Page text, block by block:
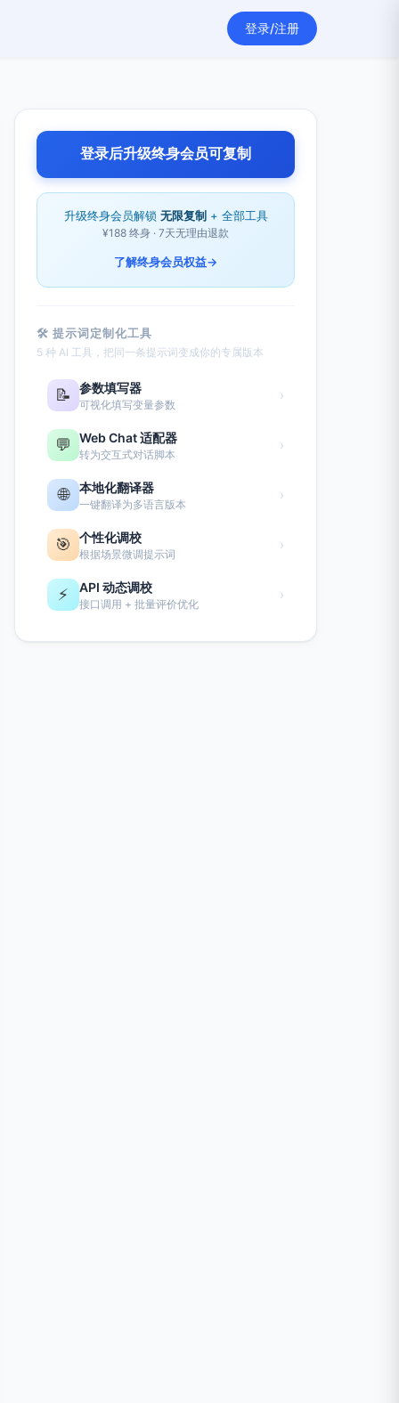
登录/注册
登录后升级终身会员可复制
升级终身会员解锁 无限复制 + 全部工具
¥188 终身 · 7天无理由退款
了解终身会员权益→
🛠 提示词定制化工具
5 种 AI 工具，把同一条提示词变成你的专属版本
📝 参数填写器
可视化填写变量参数
›
💬 Web Chat 适配器
转为交互式对话脚本
›
🌐 本地化翻译器
一键翻译为多语言版本
›
🎯 个性化调校
根据场景微调提示词
›
⚡ API 动态调校
接口调用 + 批量评价优化
›